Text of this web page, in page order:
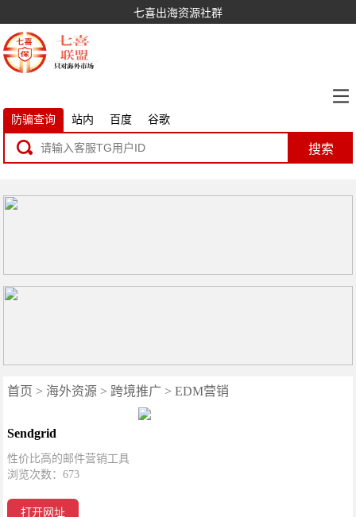
七喜出海资源社群
防骗查询 站内 百度 谷歌
搜索
首页 > 海外资源 > 跨境推广 >EDM营销
Sendgrid
性价比高的邮件营销工具
浏览次数：673
打开网址